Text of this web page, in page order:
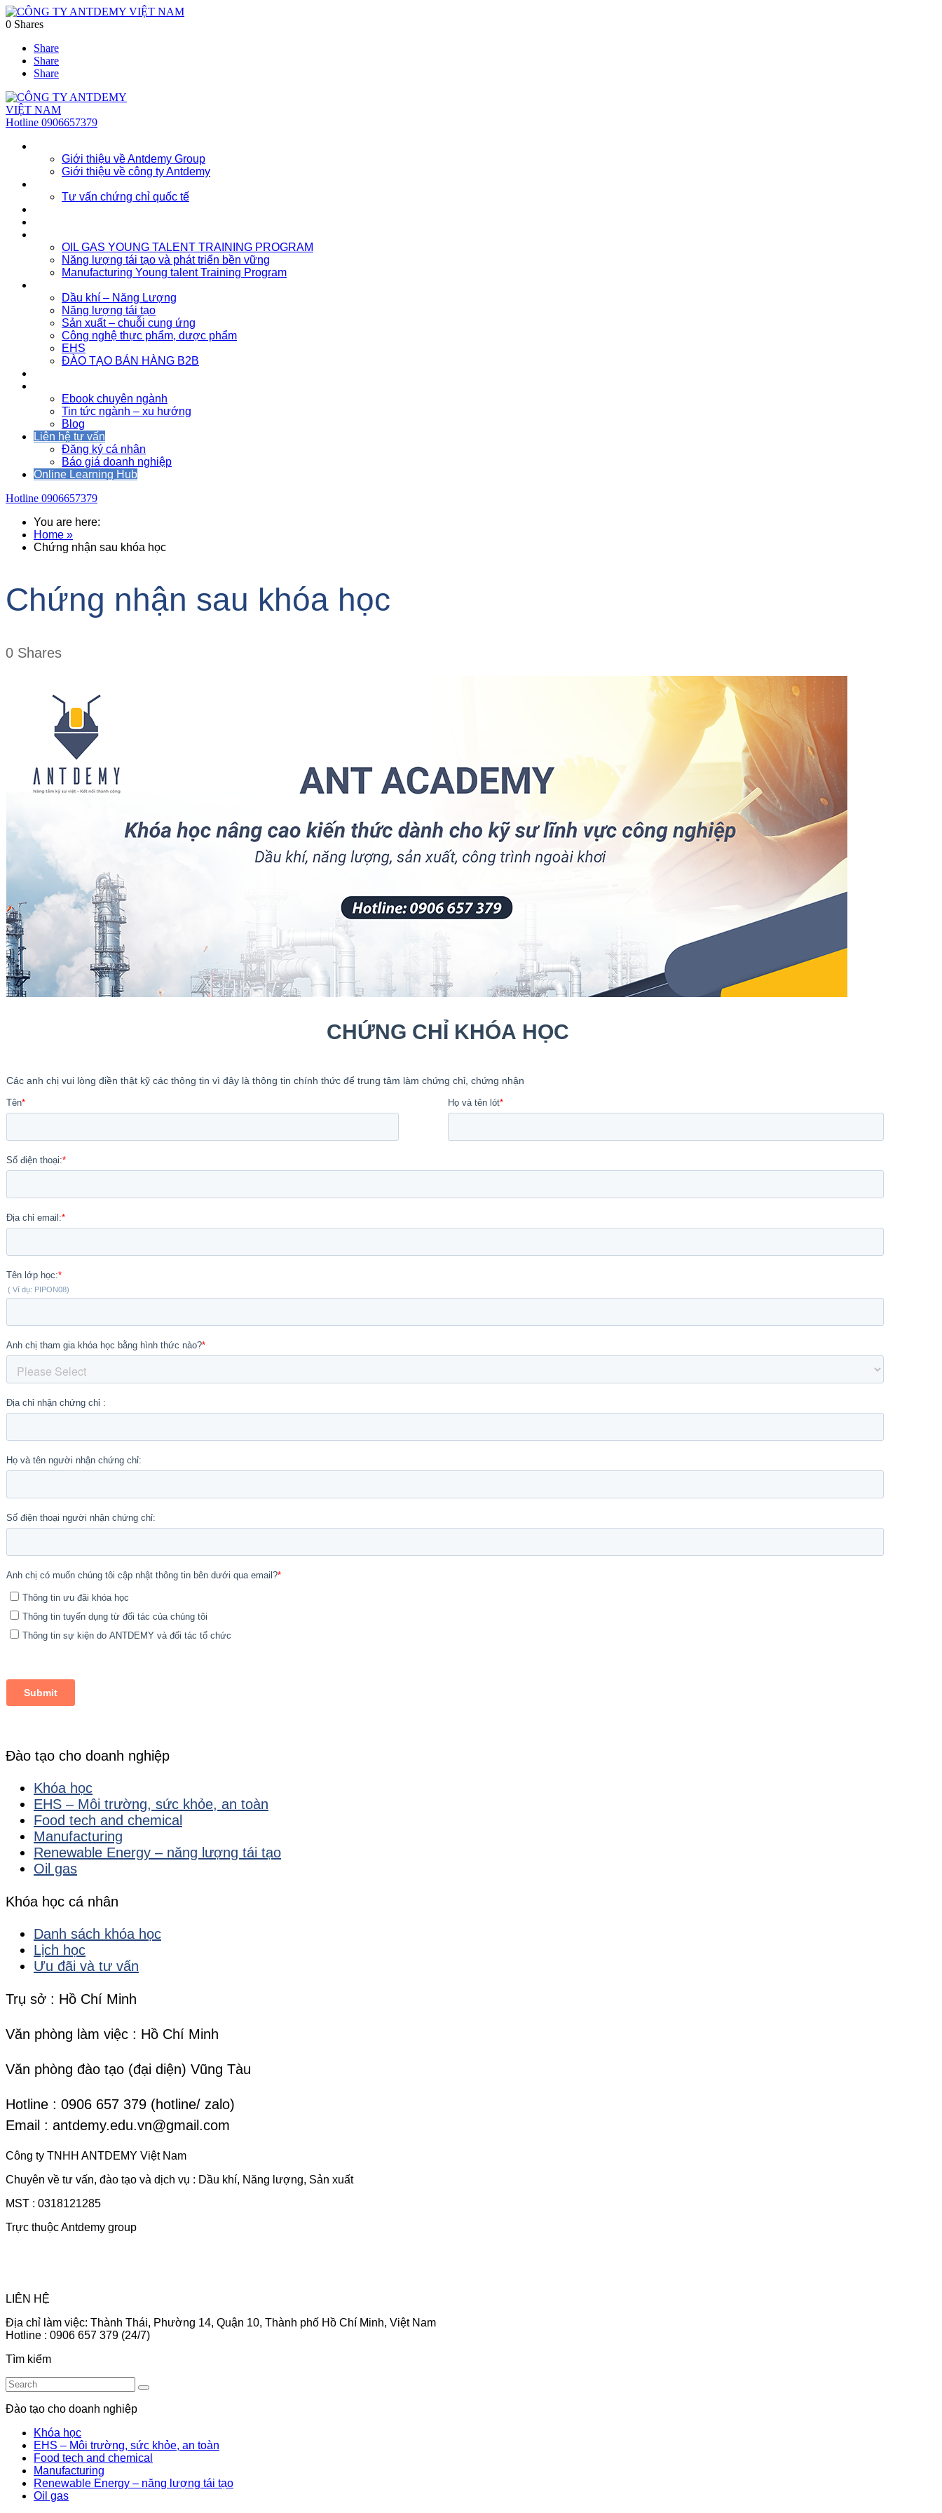
0 Shares
Share
Share
Share
Hotline 0906657379
Giới thiệu về Antdemy Group
Giới thiệu về công ty Antdemy
Tư vấn chứng chỉ quốc tế
OIL GAS YOUNG TALENT TRAINING PROGRAM
Năng lượng tái tạo và phát triển bền vững
Manufacturing Young talent Training Program
Dầu khí – Năng Lượng
Năng lượng tái tạo
Sản xuất – chuỗi cung ứng
Công nghệ thực phẩm, dược phẩm
EHS
ĐÀO TẠO BÁN HÀNG B2B
Ebook chuyên ngành
Tin tức ngành – xu hướng
Blog
Liên hệ tư vấn
Đăng ký cá nhân
Báo giá doanh nghiệp
Online Learning Hub
Hotline 0906657379
You are here:
Home »
Chứng nhận sau khóa học
Chứng nhận sau khóa học
0 Shares
Đào tạo cho doanh nghiệp
Khóa học
EHS – Môi trường, sức khỏe, an toàn
Food tech and chemical
Manufacturing
Renewable Energy – năng lượng tái tạo
Oil gas
Khóa học cá nhân
Danh sách khóa học
Lịch học
Ưu đãi và tư vấn
Trụ sở : Hồ Chí Minh
Văn phòng làm việc : Hồ Chí Minh
Văn phòng đào tạo (đại diện) Vũng Tàu
Hotline : 0906 657 379 (hotline/ zalo)
Email : antdemy.edu.vn@gmail.com
Công ty TNHH ANTDEMY Việt Nam
Chuyên về tư vấn, đào tạo và dịch vụ : Dầu khí, Năng lượng, Sản xuất
MST : 0318121285
Trực thuộc Antdemy group
LIÊN HỆ
Địa chỉ làm việc: Thành Thái, Phường 14, Quận 10, Thành phố Hồ Chí Minh, Việt Nam
Hotline : 0906 657 379 (24/7)
Tìm kiếm
Đào tạo cho doanh nghiệp
Khóa học
EHS – Môi trường, sức khỏe, an toàn
Food tech and chemical
Manufacturing
Renewable Energy – năng lượng tái tạo
Oil gas